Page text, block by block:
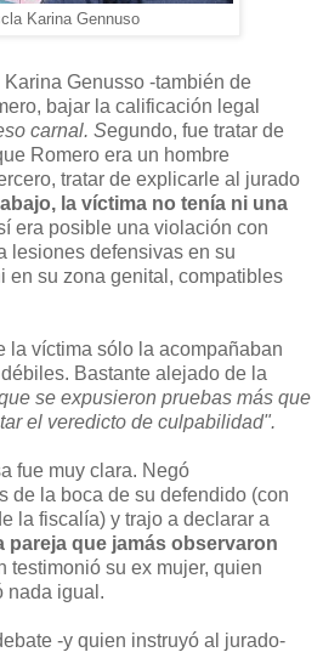
Karina Gennuso
Genusso -también de
bajar la calificación legal
carnal. Segundo, fue tratar de
Romero era un hombre
tratar de explicarle al jurado
la víctima no tenía ni una
era posible una violación con
lesiones defensivas en su
en su zona genital, compatibles
la víctima sólo la acompañaban
Bastante alejado de la
se expusieron pruebas más que
el veredicto de culpabilidad".
fue muy clara. Negó
de la boca de su defendido (con
la fiscalía) y trajo a declarar a
pareja que jamás observaron
testimonió su ex mujer, quien
nada igual.
-y quien instruyó al jurado-